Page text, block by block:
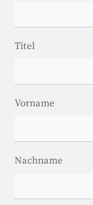
Titel
Vorname
Nachname